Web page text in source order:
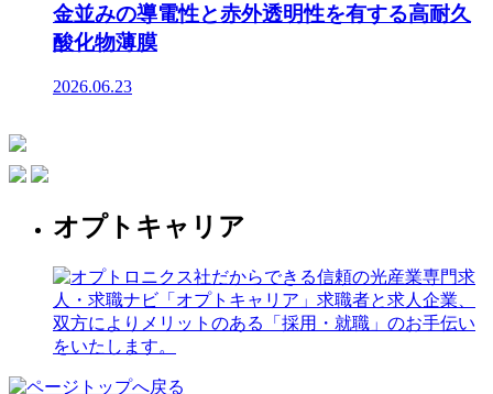
金並みの導電性と赤外透明性を有する高耐久
酸化物薄膜
2026.06.23
オプトキャリア